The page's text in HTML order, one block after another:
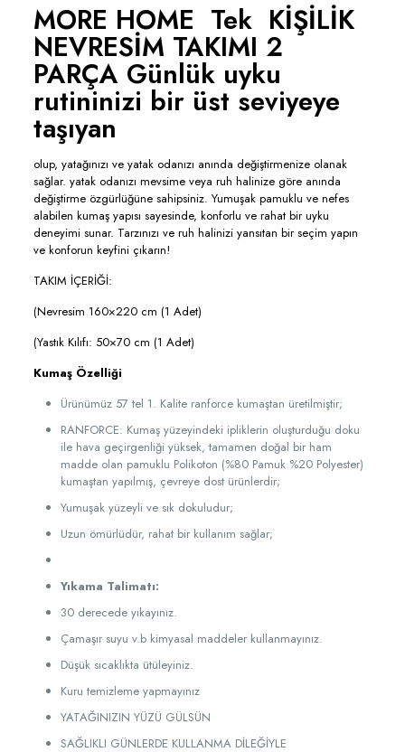
MORE HOME Tek KİŞİLİK
NEVRESİM TAKIMI 2
PARÇA Günlük uyku
rutininizi bir üst seviyeye
taşıyan
olup, yatağınızı ve yatak odanızı anında değiştirmenize olanak
sağlar. yatak odanızı mevsime veya ruh halinize göre anında
değiştirme özgürlüğüne sahipsiniz. Yumuşak pamuklu ve nefes
alabilen kumaş yapısı sayesinde, konforlu ve rahat bir uyku
deneyimi sunar. Tarzınızı ve ruh halinizi yansıtan bir seçim yapın
ve konforun keyfini çıkarın!
TAKIM İÇERİĞİ:
(Nevresim 160×220 cm (1 Adet)
(Yastık Kılıfı: 50×70 cm (1 Adet)
Kumaş Özelliği
Ürünümüz 57 tel 1. Kalite ranforce kumaştan üretilmiştir;
RANFORCE: Kumaş yüzeyindeki ipliklerin oluşturduğu doku
ile hava geçirgenliği yüksek, tamamen doğal bir ham
madde olan pamuklu Polikoton (%80 Pamuk %20 Polyester)
kumaştan yapılmış, çevreye dost ürünlerdir;
Yumuşak yüzeyli ve sık dokuludur;
Uzun ömürlüdür, rahat bir kullanım sağlar;
Yıkama Talimatı:
30 derecede yıkayınız.
Çamaşır suyu v.b kimyasal maddeler kullanmayınız.
Düşük sıcaklıkta ütüleyiniz.
Kuru temizleme yapmayınız
YATAĞINIZIN YÜZÜ GÜLSÜN
SAĞLIKLI GÜNLERDE KULLANMA DİLEĞİYLE